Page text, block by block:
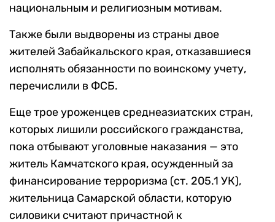
национальным и религиозным мотивам.
Также были выдворены из страны двое
жителей Забайкальского края, отказавшиеся
исполнять обязанности по воинскому учету,
перечислили в ФСБ.
Еще трое уроженцев среднеазиатских стран,
которых лишили российского гражданства,
пока отбывают уголовные наказания — это
житель Камчатского края, осужденный за
финансирование терроризма (ст. 205.1 УК),
жительница Самарской области, которую
силовики считают причастной к